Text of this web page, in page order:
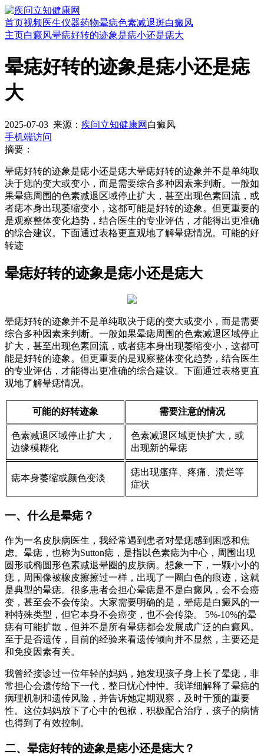
首页视频医生仪器药物晕痣色素减退斑白癜风
主页白癜风晕痣好转的迹象是痣小还是痣大
晕痣好转的迹象是痣小还是痣
大
2025-07-03 来源： 疾问立知健康网 白癜风
手机端访问
摘要：
晕痣好转的迹象是痣小还是痣大晕痣好转的迹象并不是单纯取
决于痣的变大或变小，而是需要综合多种因素来判断。一般如
果晕痣周围的色素减退区域停止扩大，甚至出现色素回流，或
者痣本身出现萎缩变小，这都可能是好转的迹象。但更重要的
是观察整体变化趋势，结合医生的专业评估，才能得出更准确
的综合建议。下面通过表格更直观地了解晕痣情况。可能的好
转迹
晕痣好转的迹象是痣小还是痣大
晕痣好转的迹象并不是单纯取决于痣的变大或变小，而是需要
综合多种因素来判断。一般如果晕痣周围的色素减退区域停止
扩大，甚至出现色素回流，或者痣本身出现萎缩变小，这都可
能是好转的迹象。但更重要的是观察整体变化趋势，结合医生
的专业评估，才能得出更准确的综合建议。下面通过表格更直
观地了解晕痣情况。
可能的好转迹象 需要注意的情况
色素减退区域停止扩大，
边缘模糊化
色素减退区域更快扩大，或
出现新的晕痣
痣本身萎缩或颜色变淡
痣出现瘙痒、疼痛、溃烂等
症状
一、什么是晕痣？
作为一名皮肤病医生，我经常遇到患者对晕痣感到困惑和焦
虑。晕痣，也称为Sutton痣，是指以色素痣为中心，周围出现
圆形或椭圆形色素减退晕圈的皮肤病。想象一下，一颗小小的
痣，周围像被橡皮擦擦过一样，出现了一圈白色的痕迹，这就
是典型的晕痣。很多患者会担心晕痣是不是白癜风，会不会癌
变，甚至会不会传染。大家需要明确的是，晕痣是白癜风的一
种特殊类型，但它本身不会癌变，也不会传染。 5%-10%的晕
痣有可能扩散，但并不是所有晕痣都会发展成广泛的白癜风。
至于是否遗传，目前的经验来看遗传倾向并不显然，主要还是
和免疫因素有关。
我曾经接诊过一位年轻的妈妈，她发现孩子身上长了晕痣，非
常担心会遗传给下一代，整日忧心忡忡。我详细解释了晕痣的
病理机制和遗传风险，并告诉她定期观察，及时干预的重要
性。这位妈妈放下了心中的包袱，积极配合治疗，孩子的病情
也得到了有效控制。
二、晕痣好转的迹象是痣小还是痣大？